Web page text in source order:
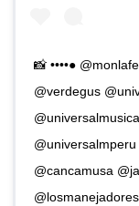
📸 ••••●
@verdegus
@cancamusa